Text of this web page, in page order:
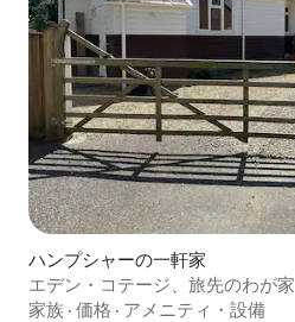
ハンプシャーの一軒家
エデン・コテージ、旅先のわが家
家族 · 価格 · アメニティ・設備